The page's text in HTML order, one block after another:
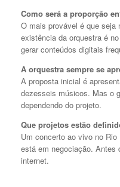
Como será a proporção
O mais provável é que seja
existência da orquestra é
gerar conteúdos digitais
A orquestra sempre se
A proposta inicial é
dezesseis músicos. Mas o
dependendo do projeto.
Que projetos estão
Um concerto ao vivo no
está em negociação. Antes
internet.